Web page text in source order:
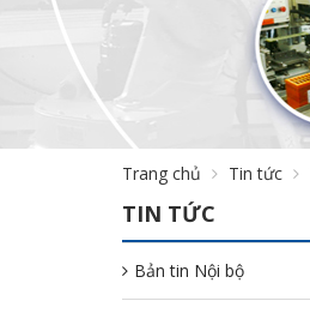
Trang chủ Tin tức
TIN TỨC
Bản tin Nội bộ